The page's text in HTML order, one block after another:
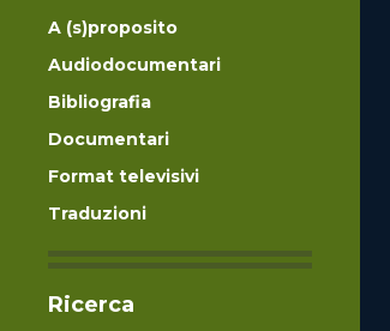
A (s)proposito
Audiodocumentari
Bibliografia
Documentari
Format televisivi
Traduzioni
Ricerca